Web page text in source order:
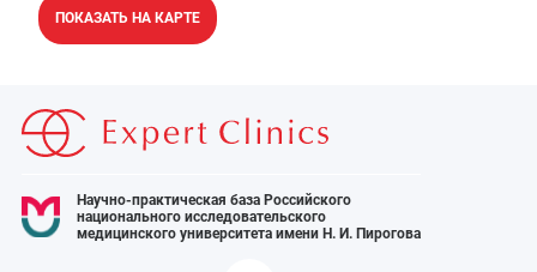
ПОКАЗАТЬ НА КАРТЕ
Научно-практическая база Российского
национального исследовательского
медицинского университета имени Н. И. Пирогова